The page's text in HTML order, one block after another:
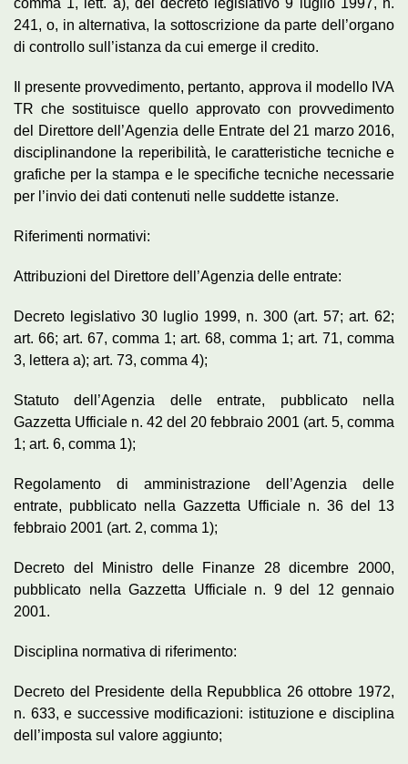
241, o, in alternativa, la sottoscrizione da parte dell’organo
di controllo sull’istanza da cui emerge il credito.
Il presente provvedimento, pertanto, approva il modello IVA
TR che sostituisce quello approvato con provvedimento
del Direttore dell’Agenzia delle Entrate del 21 marzo 2016,
disciplinandone la reperibilità, le caratteristiche tecniche e
grafiche per la stampa e le specifiche tecniche necessarie
per l’invio dei dati contenuti nelle suddette istanze.
Riferimenti normativi:
Attribuzioni del Direttore dell’Agenzia delle entrate:
Decreto legislativo 30 luglio 1999, n. 300 (art. 57; art. 62;
art. 66; art. 67, comma 1; art. 68, comma 1; art. 71, comma
3, lettera a); art. 73, comma 4);
Statuto dell’Agenzia delle entrate, pubblicato nella
Gazzetta Ufficiale n. 42 del 20 febbraio 2001 (art. 5, comma
1; art. 6, comma 1);
Regolamento di amministrazione dell’Agenzia delle
entrate, pubblicato nella Gazzetta Ufficiale n. 36 del 13
febbraio 2001 (art. 2, comma 1);
Decreto del Ministro delle Finanze 28 dicembre 2000,
pubblicato nella Gazzetta Ufficiale n. 9 del 12 gennaio
2001.
Disciplina normativa di riferimento:
Decreto del Presidente della Repubblica 26 ottobre 1972,
n. 633, e successive modificazioni: istituzione e disciplina
dell’imposta sul valore aggiunto;